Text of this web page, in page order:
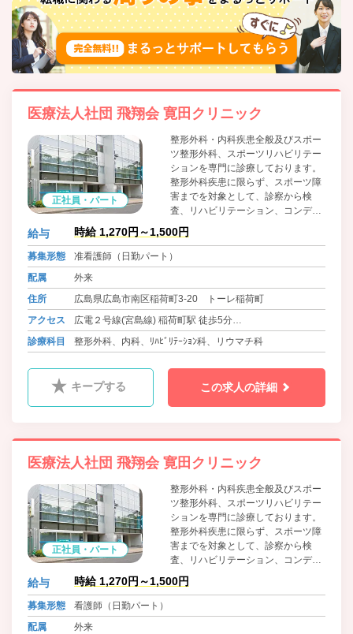
医療法人社団 飛翔会 寛田クリニック
正社員・パート
整形外科・内科疾患全般及びスポー
ツ整形外科、スポーツリハビリテー
ションを専門に診療しております。
整形外科疾患に限らず、スポーツ障
害までを対象として、診察から検
査、リハビリテーション、コンディ
ショニングまで一貫したシステムで
診療を行い、スポーツをされている
方に対しては、スポーツ種目やその
動作を考慮して、筋力、柔軟性、バ
い、早期競技復帰をサポートしま
す。
給与 時給 1,270円～1,500円
募集形態
准看護師（日勤パート）
配属
外来
住所
広島県広島市南区稲荷町3-20 トーレ稲荷町
アクセス
広電２号線(宮島線) 稲荷町駅 徒歩5分
山陽本線 広島駅 徒歩15分
診療科目 整形外科、内科、ﾘﾊﾋﾞﾘﾃｰｼｮﾝ科、リウマチ科
キープする この求人の詳細
医療法人社団 飛翔会 寛田クリニック
正社員・パート
整形外科・内科疾患全般及びスポー
ツ整形外科、スポーツリハビリテー
ションを専門に診療しております。
整形外科疾患に限らず、スポーツ障
害までを対象として、診察から検
査、リハビリテーション、コンディ
ショニングまで一貫したシステムで
診療を行い、スポーツをされている
動作を考慮して、筋力、柔軟性、バ
給与 時給 1,270円～1,500円
募集形態
看護師（日勤パート）
配属
外来